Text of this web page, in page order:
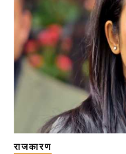
राजकारण